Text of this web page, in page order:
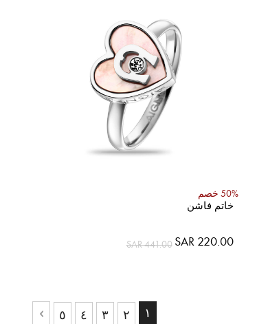
50% خصم
خاتم فاشن
SAR 220.00
SAR 441.00
١ ٢ ٣ ٤ ٥